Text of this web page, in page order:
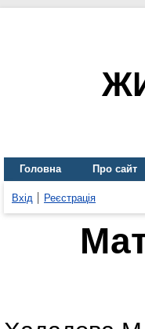
Головна Про сайт
Вхід Реєстрація